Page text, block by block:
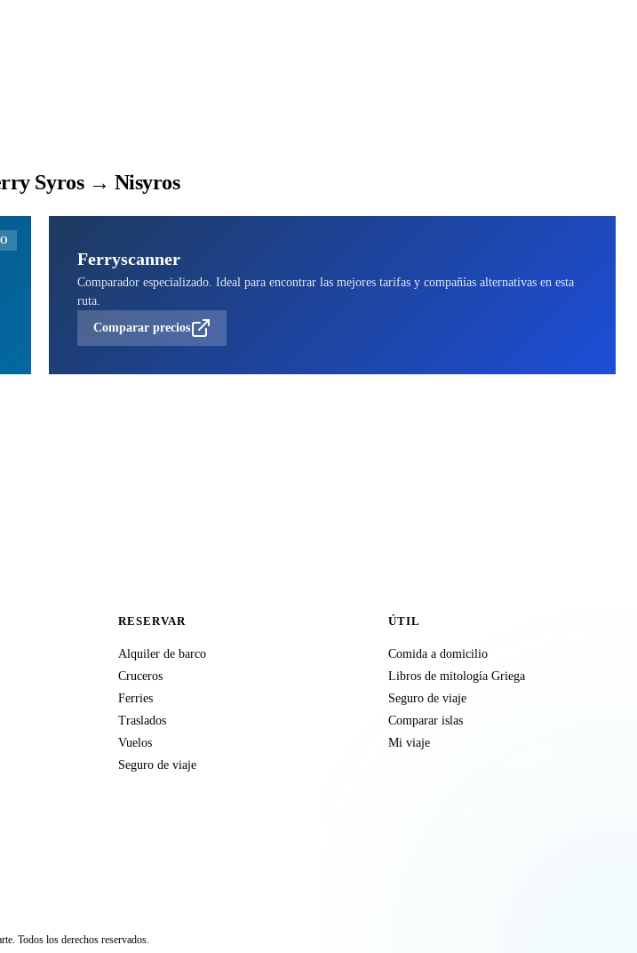
Syros → Nisyros
Ferryscanner
Comparador especializado. Ideal para encontrar las mejores tarifas y compañías alternativas en esta
ruta.
Comparar precios
RESERVAR
Alquiler de barco
Cruceros
Ferries
Traslados
Vuelos
Seguro de viaje
ÚTIL
Comida a domicilio
Libros de mitología Griega
Seguro de viaje
Comparar islas
Mi viaje
Todos los derechos reservados.